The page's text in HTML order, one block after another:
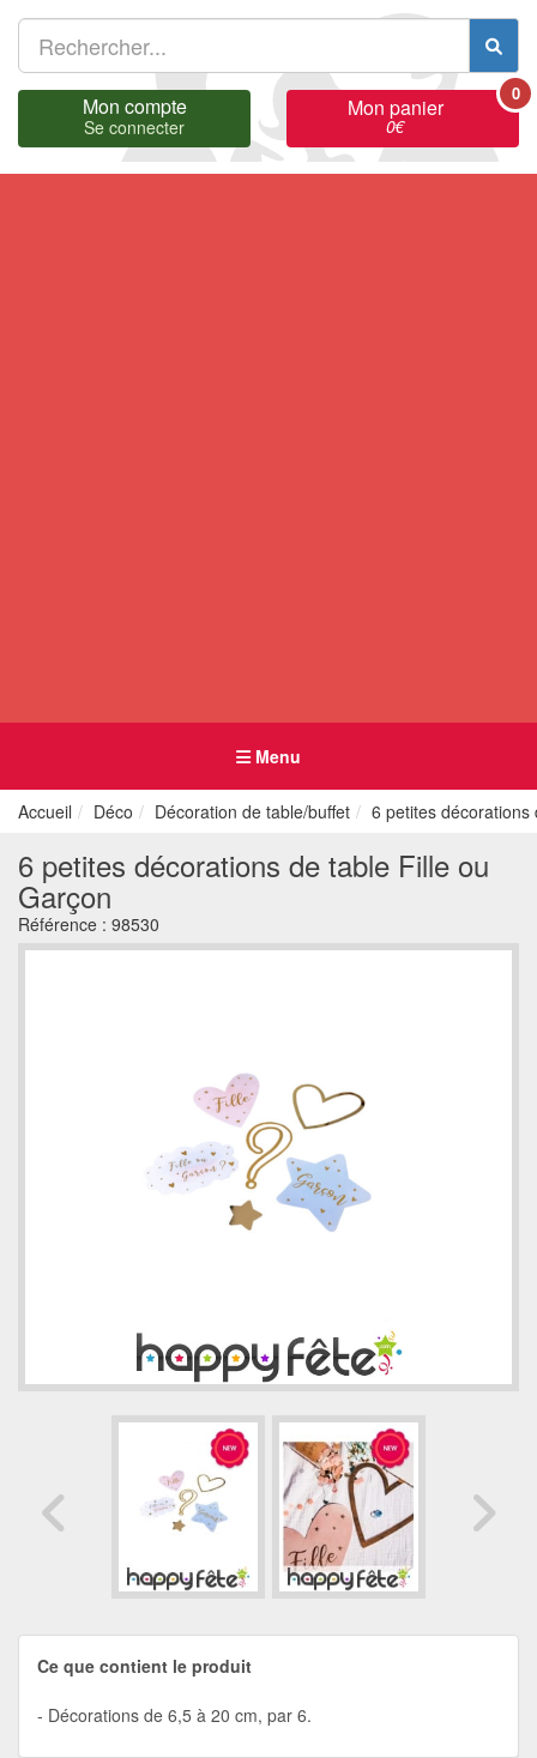
Mon compte
Se connecter
Mon panier
0€
0
Menu
Accueil Déco Décoration de table/buffet 6 petites
6 petites décorations de table Fille ou
Garçon
Référence : 98530
Ce que contient le produit
Décorations de 6,5 à 20 cm, par 6.